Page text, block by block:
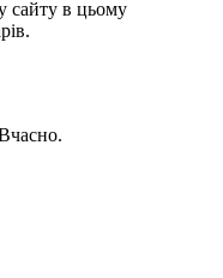
сайту в цьому